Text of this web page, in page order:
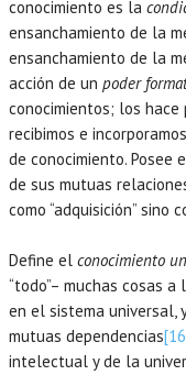
conocimiento es la
ensanchamiento de la
ensanchamiento de la
acción de un poder
conocimientos; los hace
recibimos e
de conocimiento. Posee
de sus mutuas
como “adquisición” sino
Define el conocimiento
“todo”– muchas cosas
en el sistema universal,
mutuas dependencias
intelectual y de la